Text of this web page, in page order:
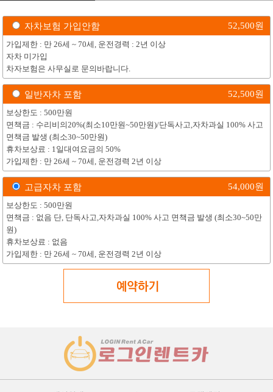
자차보험 가입안함 52,500원
가입제한 : 만 26세 ~ 70세, 운전경력 : 2년 이상
자차 미가입
차자보험은 사무실로 문의바랍니다.
일반자차 포함 52,500원
보상한도 : 500만원
면책금 : 수리비의20%(최소10만원~50만원)/단독사고,자차과실 100% 사고
면책금 발생 (최소30~50만원)
휴차보상료 : 1일대여요금의 50%
가입제한 : 만 26세 ~ 70세, 운전경력 2년 이상
고급자차 포함 54,000원
보상한도 : 500만원
면책금 : 없음 단, 단독사고,자차과실 100% 사고 면책금 발생 (최소30~50만
원)
휴차보상료 : 없음
가입제한 : 만 26세 ~ 70세, 운전경력 2년 이상